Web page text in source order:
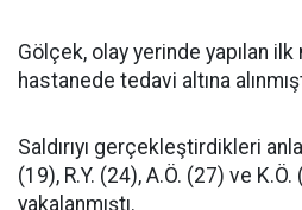
Gölçek, olay yerinde yapılan ilk
hastanede tedavi altına
Saldırıyı gerçekleştirdikleri
(19), R.Y. (24), A.Ö. (27) ve
yakalanmıştı.